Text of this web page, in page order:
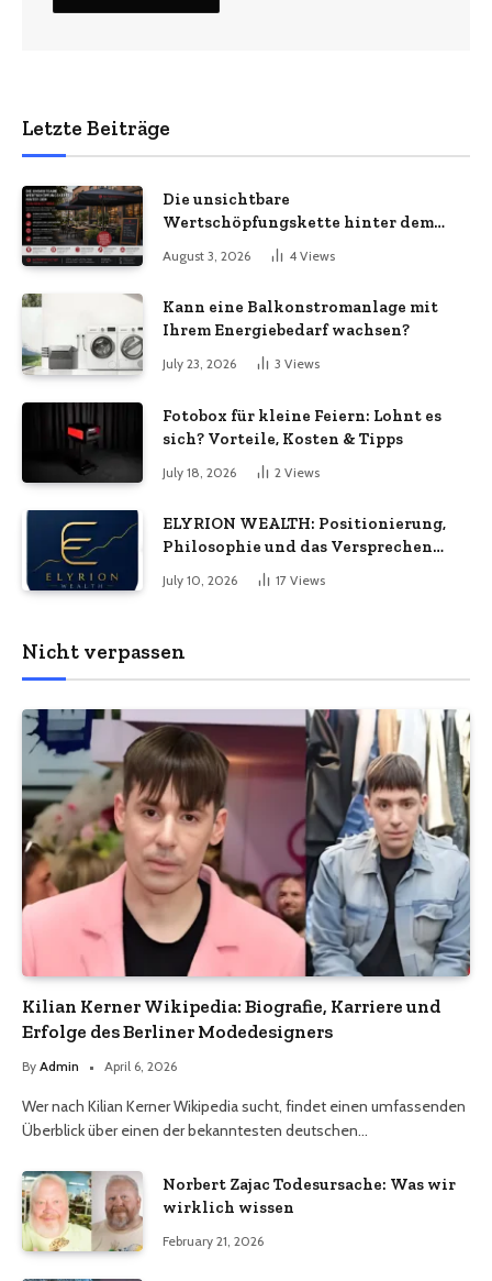
Letzte Beiträge
Die unsichtbare
Wertschöpfungskette hinter dem
Sonnenschirm: Was Import-
Ökonomie, EU-Fertigung und
wirklich bedeuten
August 3, 2026 4 Views
Kann eine Balkonstromanlage mit
Ihrem Energiebedarf wachsen?
July 23, 2026 3 Views
Fotobox für kleine Feiern: Lohnt es
sich? Vorteile, Kosten & Tipps
July 18, 2026 2 Views
ELYRION WEALTH: Positionierung,
Philosophie und das Versprechen
langfristiger Stabilität
July 10, 2026 17 Views
Nicht verpassen
Kilian Kerner Wikipedia: Biografie, Karriere und
Erfolge des Berliner Modedesigners
By Admin April 6, 2026
Wer nach Kilian Kerner Wikipedia sucht, findet einen umfassenden
Überblick über einen der bekanntesten deutschen…
Norbert Zajac Todesursache: Was wir
wirklich wissen
February 21, 2026